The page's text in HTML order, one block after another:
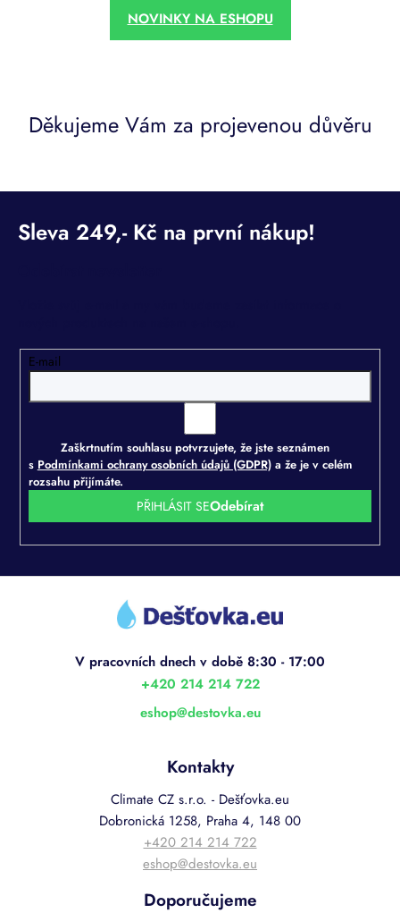
NOVINKY NA ESHOPU
Děkujeme Vám za projevenou důvěru
E-mail
Zaškrtnutím souhlasu potvrzujete, že jste seznámen
s Podmínkami ochrany osobních údajů (GDPR)a že je v celém
rozsahu přijímáte.
PŘIHLÁSIT SE
Z
eshop@destovka.eu
+420 214 214 722
Kontakty
Climate CZ s.r.o. - Dešťovka.eu
Dobronická 1258, Praha 4, 148 00
+420 214 214 722
eshop@destovka.eu
Doporučujeme